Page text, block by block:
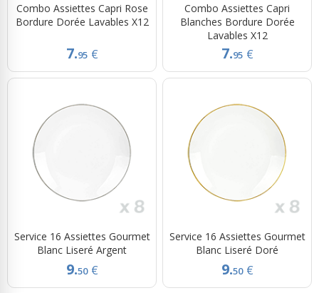
Combo Assiettes Capri Rose
Bordure Dorée Lavables X12
7.95 €
Combo Assiettes Capri
Blanches Bordure Dorée
Lavables X12
7.95 €
Service 16 Assiettes Gourmet
Blanc Liseré Argent
9.50 €
Service 16 Assiettes Gourmet
Blanc Liseré Doré
9.50 €